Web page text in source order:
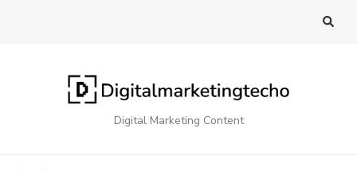
Digital Marketing Content